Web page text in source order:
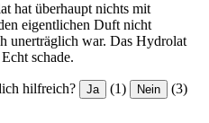
hat überhaupt nichts mit
eigentlichen Duft nicht
unerträglich war. Das Hydrolat
schade.
hilfreich? Ja (1) Nein (3)